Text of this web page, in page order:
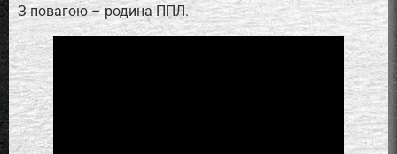
З повагою – родина ППЛ.